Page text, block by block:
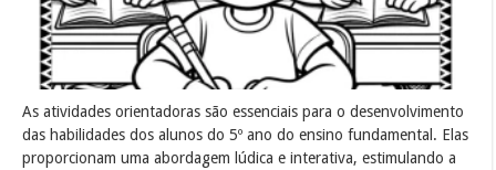
As atividades orientadoras são essenciais para o desenvolvimento
das habilidades dos alunos do 5º ano do ensino fundamental. Elas
proporcionam uma abordagem lúdica e interativa, estimulando a